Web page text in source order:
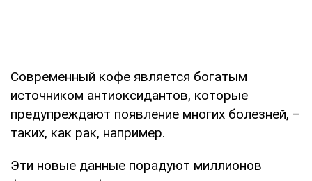
Современный кофе является богатым
источником антиоксидантов, которые
предупреждают появление многих болезней, –
таких, как рак, например.
Эти новые данные порадуют миллионов